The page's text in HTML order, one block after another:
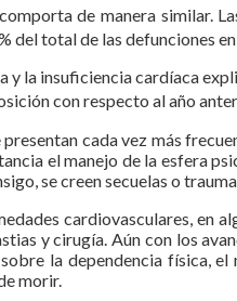
de manera similar.
del total de las defunciones
y la insuficiencia cardíaca
con respecto al año
cada vez más
el manejo de la esfera
se creen secuelas o
cardiovasculares, en
y cirugía. Aún con los
la dependencia física,
morir.